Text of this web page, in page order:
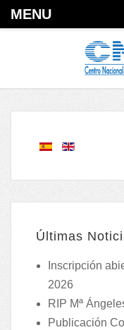
MENU
Últimas
Inscripción
2026
RIP Mª
Publicación